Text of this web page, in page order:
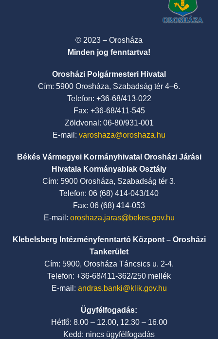
© 2023 – Orosháza
Minden jog fenntartva!
Orosházi Polgármesteri Hivatal
Cím: 5900 Orosháza, Szabadság tér 4–6.
Telefon: +36-68/413-022
Fax: +36-68/411-545
Zöldvonal: 06-80/931-001
E-mail: varoshaza@oroshaza.hu
Békés Vármegyei Kormányhivatal Orosházi Járási
Hivatala Kormányablak Osztály
Cím: 5900 Orosháza, Szabadság tér 3.
Telefon: 06 (68) 414-043/140
Fax: 06 (68) 414-053
E-mail: oroshaza.jaras@bekes.gov.hu
Klebelsberg Intézményfenntartó Központ – Orosházi
Tankerület
Cím: 5900, Orosháza Táncsics u. 2-4.
Telefon: +36-68/411-362/250 mellék
E-mail: andras.banki@klik.gov.hu
Ügyfélfogadás:
Hétfő: 8.00 – 12.00, 12.30 – 16.00
Kedd: nincs ügyfélfogadás